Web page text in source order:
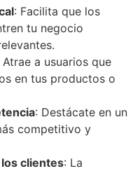
: Facilita que los
tu negocio
Atrae a usuarios que
en tus productos o
: Destácate en un
competitivo y
clientes: La